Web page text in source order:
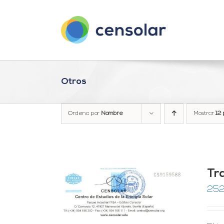
Otros
Ordena por Nombre Mostrar12